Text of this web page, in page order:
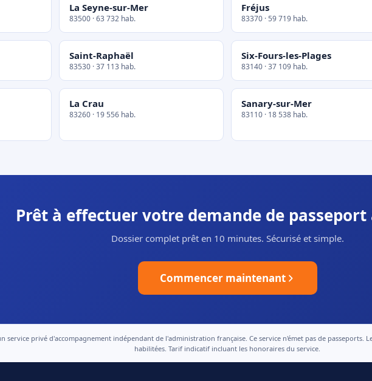
La Seyne-sur-Mer
83500 · 63 732 hab.
Fréjus
83370 · 59 719 hab.
Saint-Raphaël
83530 · 37 113 hab.
Six-Fours-les-Plages
83140 · 37 109 hab.
La Crau
83260 · 19 556 hab.
Sanary-sur-Mer
83110 · 18 538 hab.
Prêt à effectuer votre demande de passeport
Dossier complet prêt en 10 minutes. Sécurisé et simple.
Commencer maintenant
service privé d'accompagnement indépendant de l'administration française. Ce service n'émet pas de passeports.
habilitées. Tarif indicatif incluant les honoraires du service.